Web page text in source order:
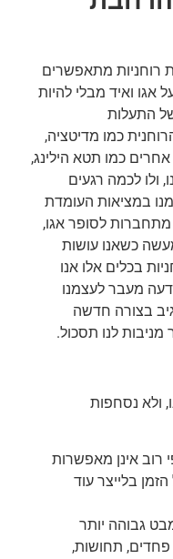
רוחניות מתאפשרים
אגו ואיד מבלי להיות
התעלות
כמו מדיטציה,
אחרים כמו תטא הילינג,
ולו לכמה רגעים
במציאות העומדת
לסופר אגו,
כשאנו עושות
בכלים אלו אנו
מעבר לעצמנו
בצורה חדשה
מניבות לנו תסכול.
ולא נסחפות
רוב אינן מאפשרות
בלייצר עוד
גבוהה יותר
תחושות,